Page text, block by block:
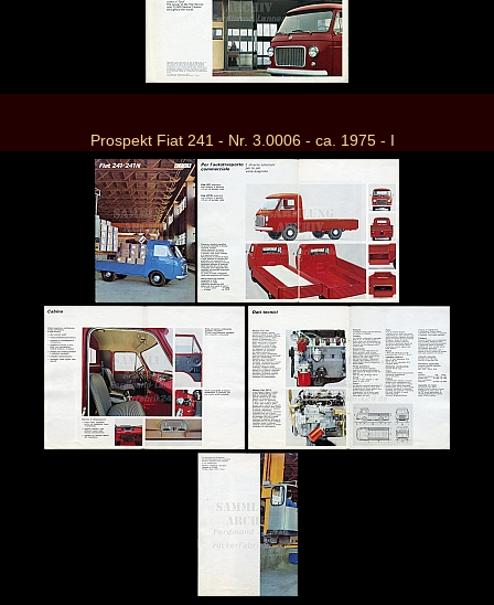
Prospekt Fiat 241 - Nr. 3.0006 - ca. 1975 - I